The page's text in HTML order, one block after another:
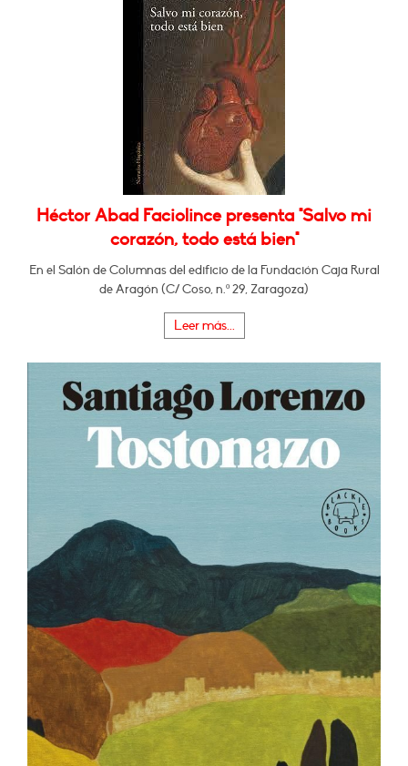
Héctor Abad Faciolince presenta "Salvo mi
corazón, todo está bien"
En el Salón de Columnas del edificio de la Fundación Caja Rural
de Aragón (C/ Coso, n.º 29, Zaragoza)
Leer más...